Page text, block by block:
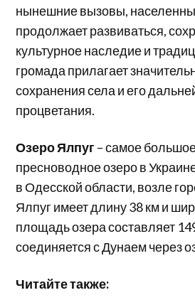
нынешние вызовы,
продолжает развиваться,
культурное наследие и
громада прилагает
сохранения села и его
процветания.
Озеро Ялпуг – самое
пресноводное озеро в
в Одесской области, возле
Ялпуг имеет длину 38 км и
площадь озера составляет
соединяется с Дунаем через
Читайте также: